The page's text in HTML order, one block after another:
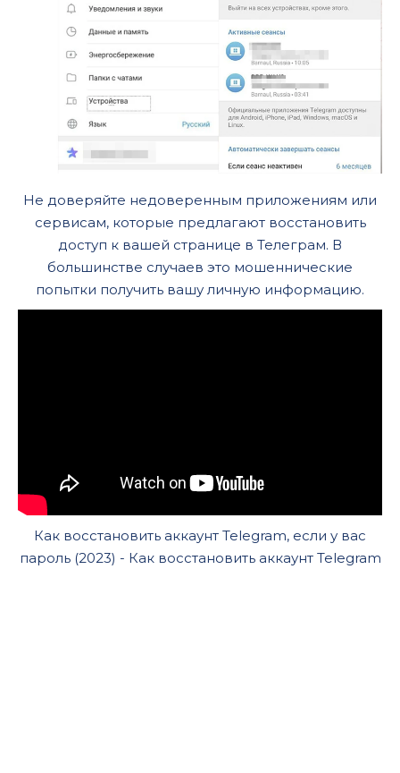
Не доверяйте недоверенным приложениям или
сервисам, которые предлагают восстановить
доступ к вашей странице в Телеграм. В
большинстве случаев это мошеннические
попытки получить вашу личную информацию.
Как восстановить аккаунт Telegram, если у вас
пароль (2023) - Как восстановить аккаунт Telegram